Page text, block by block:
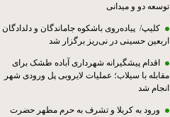
توسعه دو و میدانی
کلیپ/ پیاده‌روی باشکوه جاماندگان و دلدادگان
اربعین حسینی در نی‌ریز برگزار شد
اقدام پیشگیرانه شهرداری آباده طشک برای
مقابله با سیلاب؛ عملیات لایروبی پل ورودی شهر
انجام شد
ورود به کربلا و تشرف به حرم مطهر حضرت